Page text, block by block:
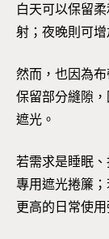
白天可以保留
射；夜晚則可
然而，也因為
保留部分縫隙
遮光。
若需求是睡眠
專用遮光捲簾
更高的日常使用